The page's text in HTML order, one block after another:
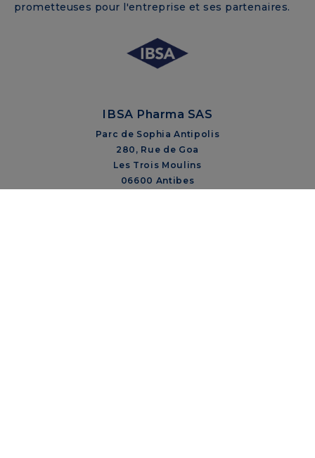
prometteuses pour l'entreprise et ses partenaires.
IBSA Pharma SAS
Parc de Sophia Antipolis
280, Rue de Goa
Les Trois Moulins
06600 Antibes